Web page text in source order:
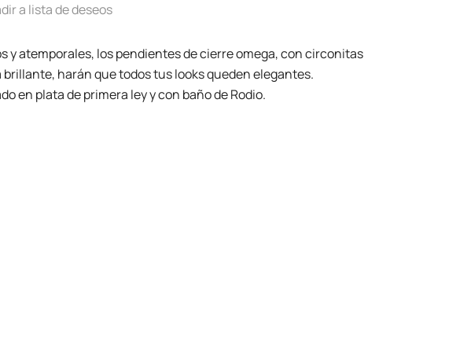
a lista de deseos
y atemporales, los pendientes de cierre omega, con circonitas
brillante, harán que todos tus looks queden elegantes.
en plata de primera ley y con baño de Rodio.